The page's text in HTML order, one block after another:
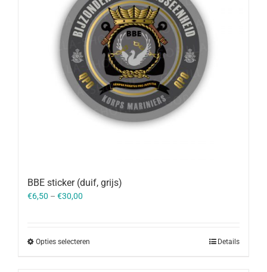
BBE sticker (duif, grijs)
€6,50 – €30,00
Opties selecteren Details